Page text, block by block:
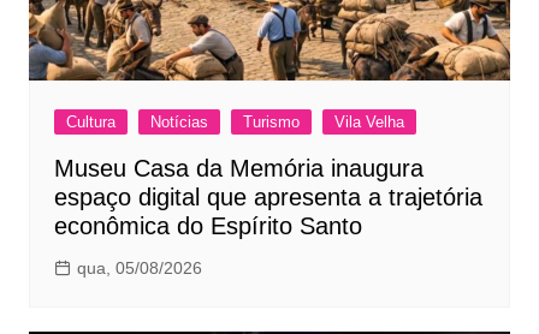
Cultura Notícias Turismo Vila Velha
Museu Casa da Memória inaugura
espaço digital que apresenta a trajetória
econômica do Espírito Santo
qua, 05/08/2026